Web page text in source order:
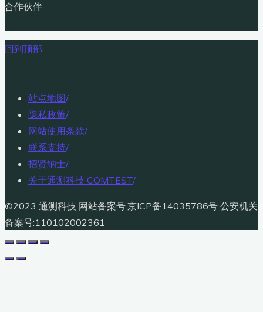
合作伙伴
回到顶部
站点地图/
隐私政策/
网站使用条款/
联系支持/
招贤纳士/
关于通测科技 COMTEST/
©2023 通测科技 网站备案号:京ICP备14035786号 公安机关
备案号:110102002361